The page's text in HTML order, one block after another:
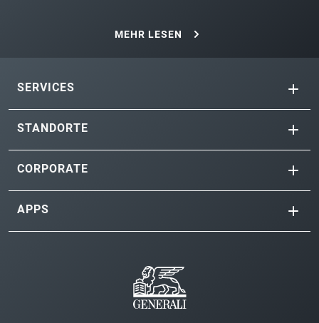
MEHR LESEN
SERVICES
STANDORTE
CORPORATE
APPS